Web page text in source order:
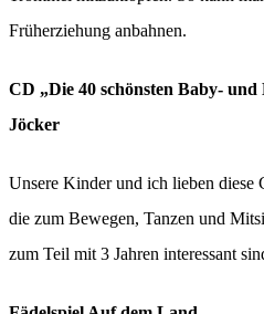
Früherziehung anbahnen.
CD „Die 40 schönsten Baby-
Jöcker
Unsere Kinder und ich lieben diese
die zum Bewegen, Tanzen und
zum Teil mit 3 Jahren interessant